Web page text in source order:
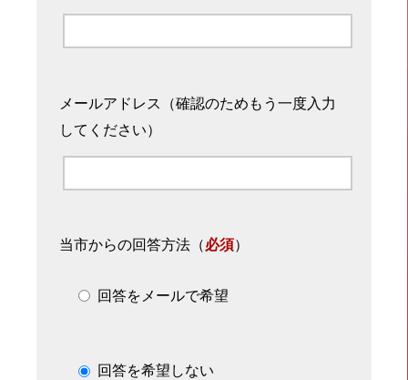
メールアドレス（確認のためもう一度入力
してください）
当市からの回答方法 （必須）
回答をメールで希望
回答を希望しない